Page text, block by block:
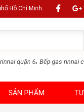
Hồ Chí Minh.
quận 6, Bếp gas rinnai
SẢN PHẨM